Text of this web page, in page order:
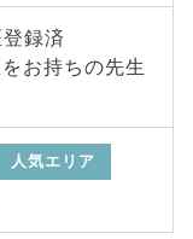
録済
お持ちの先生
人気エリア